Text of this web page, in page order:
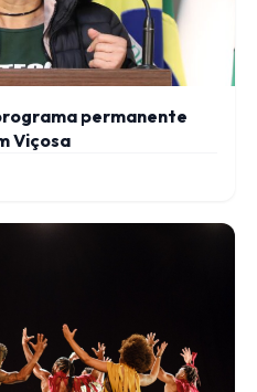
permanente
Viçosa